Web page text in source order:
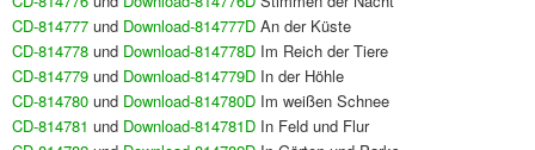
CD-814777 und Download-814777D An der Küste
CD-814778 und Download-814778D Im Reich der Tiere
CD-814779 und Download-814779D In der Höhle
CD-814780 und Download-814780D Im weißen Schnee
CD-814781 und Download-814781D In Feld und Flur